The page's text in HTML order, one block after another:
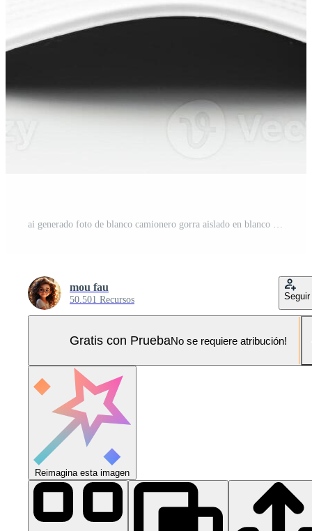
ai generado foto de blanco camionero gorra aislado en blanco antecedentes. ai generado Foto Pro
mou fau
50.501 Recursos Seguir
Gratis con PruebaNo se requiere atribución!
Reimagina esta imagen